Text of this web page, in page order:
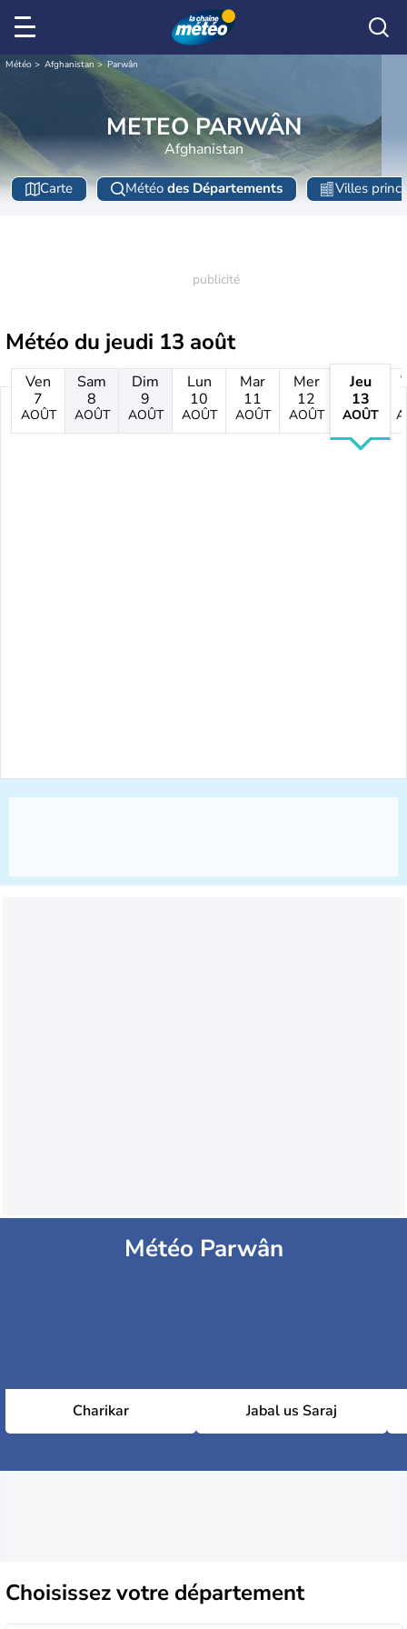
Météo Afghanistan Parwân
METEO PARWÂN
Afghanistan
Carte Météo des Départements Villes
Météo du jeudi 13 août
Ven
7
AOÛT
Sam
8
AOÛT
Dim
9
AOÛT
Lun
10
AOÛT
Mar
11
AOÛT
Mer
12
AOÛT
Jeu
13
AOÛT
Météo Parwân
Charikar Jabal us Saraj
Choisissezvotre département